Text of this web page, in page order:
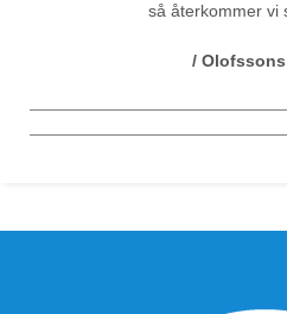
så återkommer vi
/